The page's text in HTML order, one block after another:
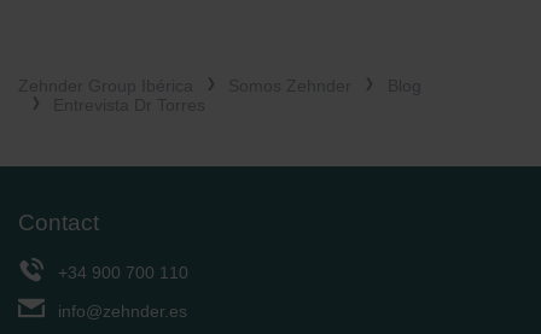
Contact
+34 900 700 110
info@zehnder.es